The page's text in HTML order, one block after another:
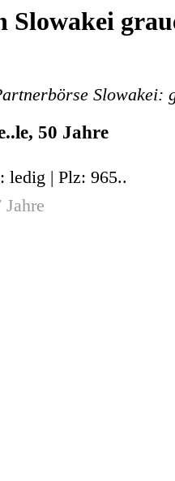
Slowakei
Slowakei:
50 Jahre
ledig | Plz: 965..